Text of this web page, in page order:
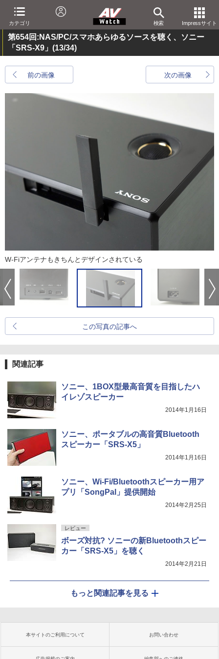
カテゴリ 検索 Impressサイト
第654回:NAS/PC/スマホあらゆるソースを聴く、ソニー
「SRS-X9」 (13/34)
前の画像 次の画像
W-Fiアンテナもきちんとデザインされている
この写真の記事へ
関連記事
ソニー、1BOX型最高音質を目指したハ
イレゾスピーカー
2014年1月16日
ソニー、ポータブルの高音質Bluetooth
スピーカー「SRS-X5」
2014年1月16日
ソニー、Wi-Fi/Bluetoothスピーカー用ア
プリ「SongPal」提供開始
2014年2月25日
レビュー
ボーズ対抗? ソニーの新Bluetoothスピー
カー「SRS-X5」を聴く
2014年2月21日
もっと関連記事を見る
本サイトのご利用について お問い合わせ